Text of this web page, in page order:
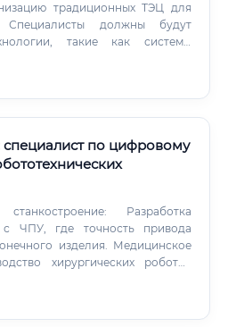
традиционных ТЭЦ для
Специалисты должны будут
такие как системы
специалист по цифровому
Разработка
с ЧПУ, где точность привода
изделия. Медицинское
хирургических роботов